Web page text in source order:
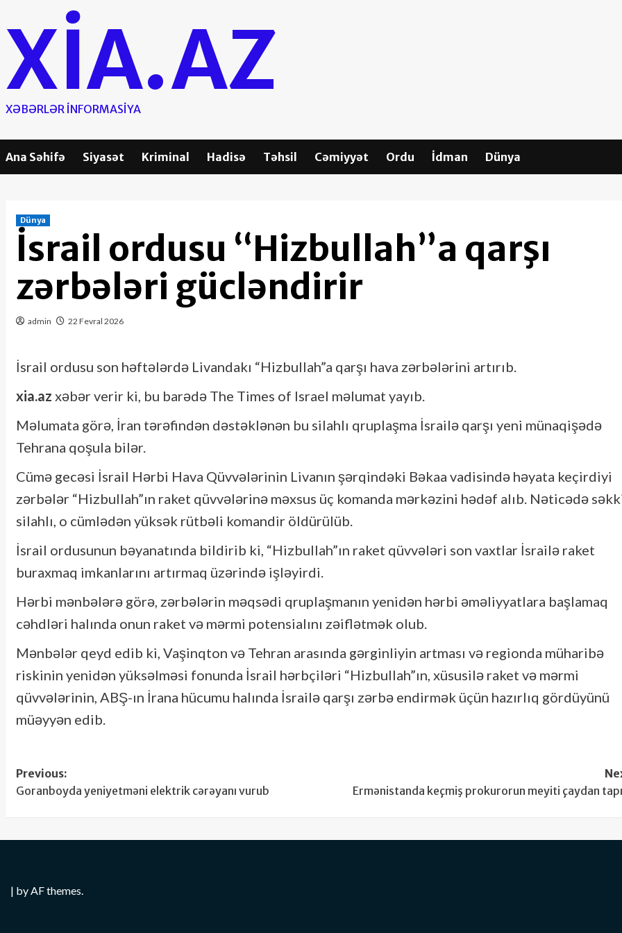
content
XIA.AZ
XƏBƏRLƏR INFORMASIYA
Ana Səhifə Siyasət Kriminal Hadisə Təhsil Cəmiyyət Ordu İdman Dünya
Dünya
İsrail ordusu “Hizbullah”a qarşı
zərbələri gücləndirir
admin 22 Fevral 2026
İsrail ordusu son həftələrdə Livandakı “Hizbullah”a qarşı hava zərbələrini artırıb.
xia.az xəbər verir ki, bu barədə The Times of Israel məlumat yayıb.
Məlumata görə, İran tərəfindən dəstəklənən bu silahlı qruplaşma İsrailə qarşı yeni münaqişədə
Tehrana qoşula bilər.
Cümə gecəsi İsrail Hərbi Hava Qüvvələrinin Livanın şərqindəki Bəkaa vadisində həyata keçirdiyi
zərbələr “Hizbullah”ın raket qüvvələrinə məxsus üç komanda mərkəzini hədəf alıb. Nəticədə
silahlı, o cümlədən yüksək rütbəli komandir öldürülüb.
İsrail ordusunun bəyanatında bildirib ki, “Hizbullah”ın raket qüvvələri son vaxtlar İsrailə raket
buraxmaq imkanlarını artırmaq üzərində işləyirdi.
Hərbi mənbələrə görə, zərbələrin məqsədi qruplaşmanın yenidən hərbi əməliyyatlara başlamaq
cəhdləri halında onun raket və mərmi potensialını zəiflətmək olub.
Mənbələr qeyd edib ki, Vaşinqton və Tehran arasında gərginliyin artması və regionda müharibə
riskinin yenidən yüksəlməsi fonunda İsrail hərbçiləri “Hizbullah”ın, xüsusilə raket və mərmi
qüvvələrinin, ABŞ-ın İrana hücumu halında İsrailə qarşı zərbə endirmək üçün hazırlıq gördüyünü
müəyyən edib.
Post
navigation
Previous:
Goranboyda yeniyetməni elektrik cərəyanı vurub
Ermənistanda keçmiş prokurorun meyiti çaydan
| by AF themes.